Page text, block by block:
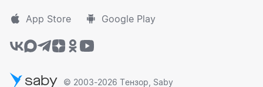
App Store Google Play
saby © 2003-2026 Тензор, Saby